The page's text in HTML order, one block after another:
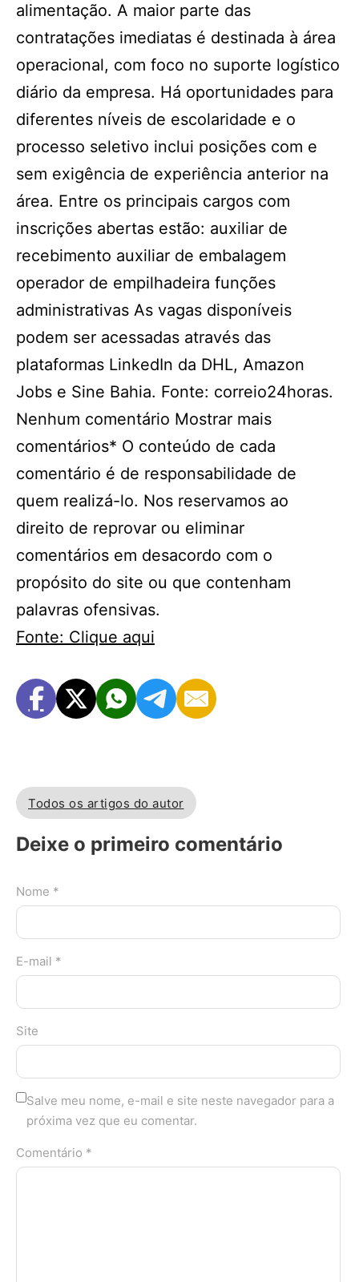
alimentação. A maior parte das
contratações imediatas é destinada à área
operacional, com foco no suporte logístico
diário da empresa. Há oportunidades para
diferentes níveis de escolaridade e o
processo seletivo inclui posições com e
sem exigência de experiência anterior na
área. Entre os principais cargos com
inscrições abertas estão: auxiliar de
recebimento auxiliar de embalagem
operador de empilhadeira funções
administrativas As vagas disponíveis
podem ser acessadas através das
plataformas LinkedIn da DHL, Amazon
Jobs e Sine Bahia. Fonte: correio24horas.
Nenhum comentário Mostrar mais
comentários* O conteúdo de cada
comentário é de responsabilidade de
quem realizá-lo. Nos reservamos ao
direito de reprovar ou eliminar
comentários em desacordo com o
propósito do site ou que contenham
palavras ofensivas.
Fonte: Clique aqui
Todos os artigos do autor
Deixe o primeiro comentário
Nome *
E-mail *
Site
Salve meu nome, e-mail e site neste navegador para a
próxima vez que eu comentar.
Comentário *